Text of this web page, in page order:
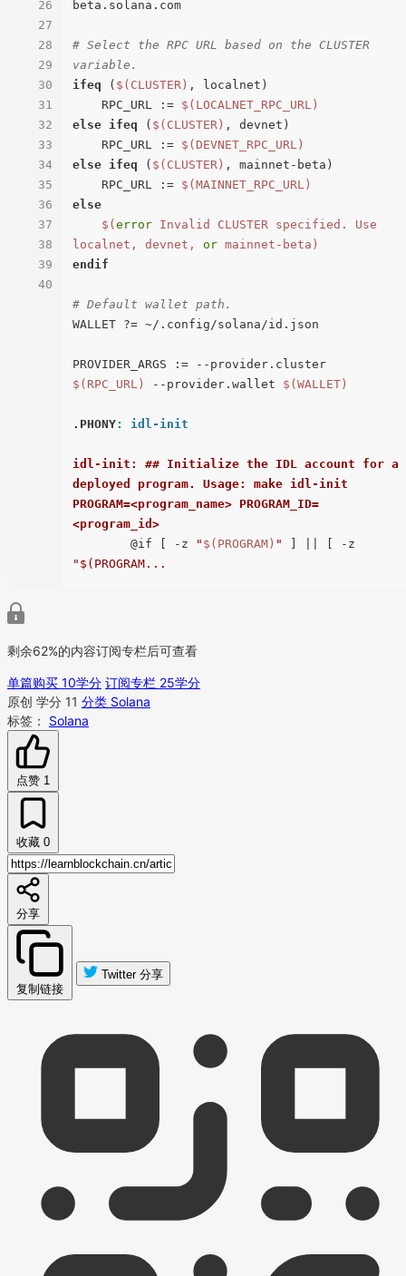
26
27
28
29
30
31
32
33
34
35
36
37
38
39
40
beta.solana.com
# Select the RPC URL based on the CLUSTER
variable.
ifeq ( $(CLUSTER) , localnet)
    RPC_URL :=
$(LOCALNET_RPC_URL)
else ifeq ( $(CLUSTER) , devnet)
    RPC_URL :=
$(DEVNET_RPC_URL)
else ifeq ( $(CLUSTER) , mainnet-beta)
    RPC_URL :=
$(MAINNET_RPC_URL)
else
$( error Invalid CLUSTER specified. Use
localnet, devnet, or mainnet-beta)
endif
# Default wallet path.
WALLET ?= ~/.config/solana/id.json
$(RPC_URL)
--provider.wallet $(WALLET)
.PHONY: idl-init
idl-init: ## Initialize the IDL account for a
deployed program. Usage: make idl-init
PROGRAM=<program_name> PROGRAM_ID=
<program_id>
	@if [ -z
" $(PROGRAM) "
剩余62%的内容订阅专栏后可查看
单篇购买 10学分 订阅专栏 25学分
原创 学分 11 分类 Solana
标签：
Solana
点赞 1
收藏 0
分享
复制链接
Twitter 分享